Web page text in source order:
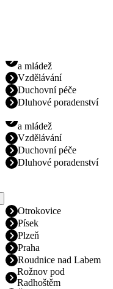
a mládež
Vzdělávání
Duchovní péče
Dluhové poradenství
a mládež
Vzdělávání
Duchovní péče
Dluhové poradenství
Otrokovice
Písek
Plzeň
Praha
Roudnice nad Labem
Rožnov pod
Radhoštěm